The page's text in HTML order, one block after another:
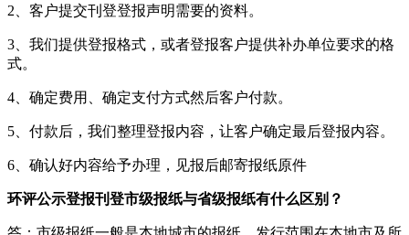
2、客户提交刊登登报声明需要的资料。
3、我们提供登报格式，或者登报客户提供补办单位要求的格
式。
4、确定费用、确定支付方式然后客户付款。
5、付款后，我们整理登报内容，让客户确定最后登报内容。
6、确认好内容给予办理，见报后邮寄报纸原件
环评公示登报刊登市级报纸与省级报纸有什么区别？